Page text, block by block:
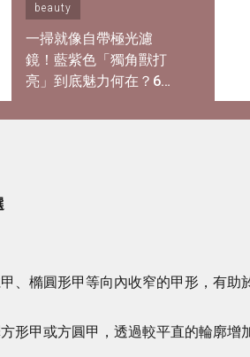
beauty
一掃就像自帶極光濾
鏡！藍紫色「獨角獸打
亮」到底魅力何在？6款
韓妞空靈仙氣妝感
、橢圓形甲等向內收窄的甲形，有助
形甲或方圓甲，透過較平直的輪廓增